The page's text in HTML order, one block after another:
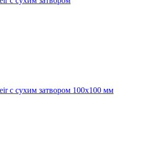
с сухим затвором 100x100 мм